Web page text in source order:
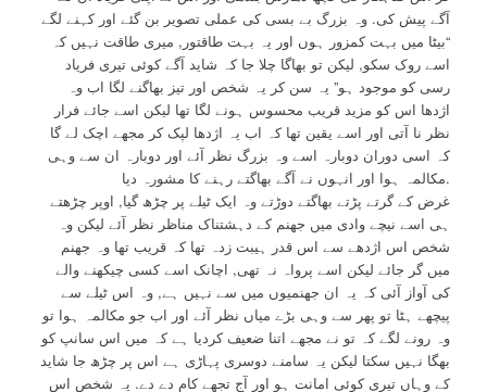
آگے پیش کی. وہ بزرگ بے بسی کی عملی تصویر بن گئے اور کہنے لگے
“بیٹا میں بہت کمزور ہوں اور یہ بہت طاقتور, میری طاقت نہیں کہ
اسے روک سکو, لیکن تو بھاگا چلا جا کہ شاید آگے کوئی تیری فریاد
رسی کو موجود ہو” یہ سن کر یہ شخص اور تیز بھاگنے لگا اب وہ
اژدھا اس کو مزید قریب محسوس ہونے لگا تھا لیکن اسے جائے فرار
نظر نا آتی اور اسے یقین تھا کہ اب یہ اژدھا لپک کر مجھے اچک لے گا
کہ اسی دوران دوبارہ اسے وہ بزرگ نظر آئے اور دوبارہ ان سے وہی
مکالمہ ہوا اور انہوں نے آگے بھاگتے رہنے کا مشورہ دیا.
غرض کے گرتے پڑتے بھاگتے دوڑتے وہ ایک ٹیلے پر چڑھ گیا, اوپر چڑھتے
ہی اسے نیچے وادی میں جھنم کے دہشتناک مناظر نظر آئے لیکن وہ
شخص اس اژدھے سے اس قدر ہیبت زدہ تھا کہ قریب تھا وہ جھنم
میں گر جائے لیکن اسے پرواہ نہ تھی, اچانک اسے کسی چیکھنے والے
کی آواز آئی کہ یہ ان جھنمیوں میں سے نہیں ہے, وہ اس ٹیلے سے
پیچھے ہٹا تو پھر سے وہی بڑے میاں نظر آئے اور اب جو مکالمہ ہوا تو
وہ رونے لگے کہ تو نے مجھے اتنا ضعیف کردیا ہے کہ میں اس سانپ کو
بھگا نہیں سکتا لیکن یہ سامنے دوسری پہاڑی ہے اس پر چڑھ جا شاید
کے وہاں تیری کوئی امانت ہو اور آج تجھے کام دے دے. یہ شخص اس